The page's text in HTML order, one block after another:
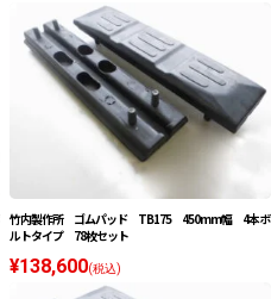
竹内製作所 ゴムパッド TB175 450mm幅 4本ボ
ルトタイプ 78枚セット
¥138,600(税込)